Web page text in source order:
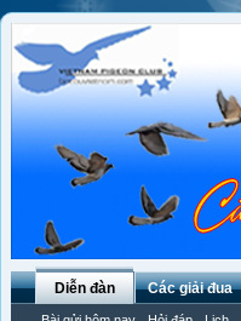
Diễn đàn Các giải đua